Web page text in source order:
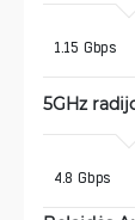
1.15 Gbps
5GHz
4.8 Gbps